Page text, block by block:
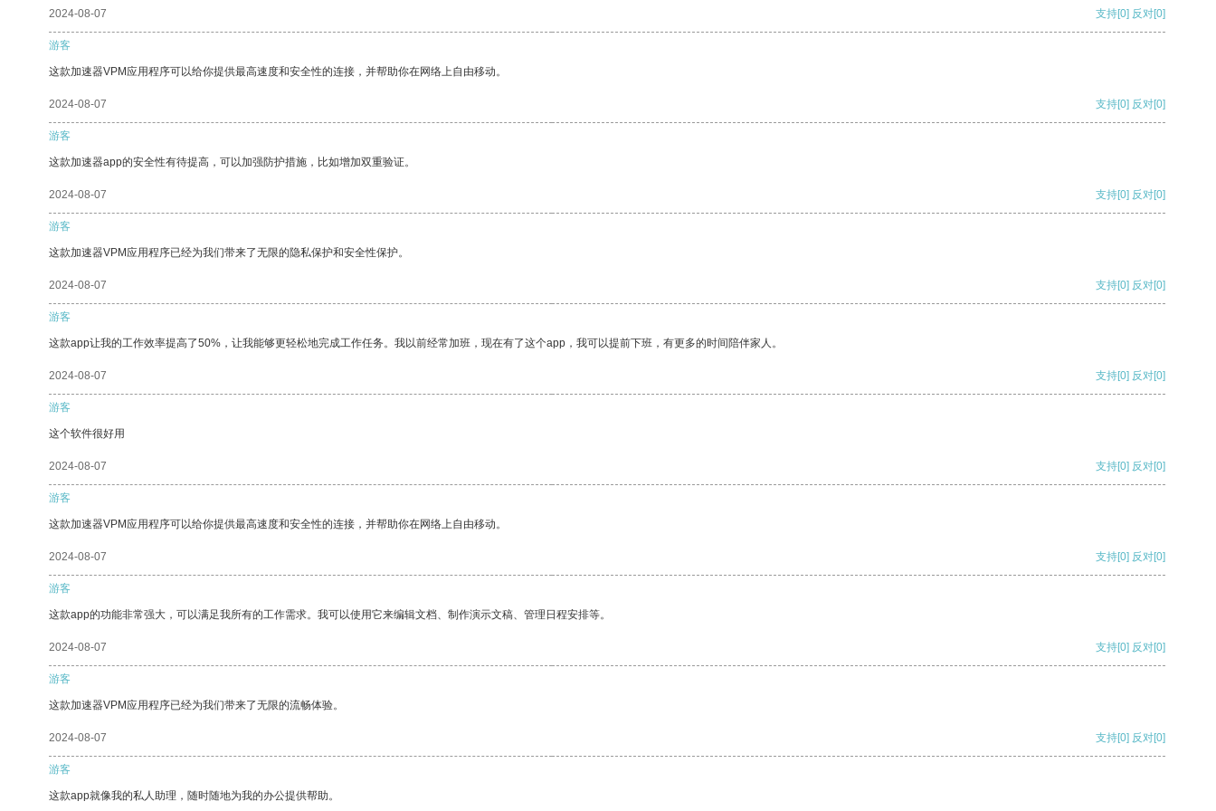
2024-08-07 支持[0] 反对[0]
游客
这款加速器VPM应用程序可以给你提供最高速度和安全性的连接，并帮助你在网络上自由移动。
2024-08-07 支持[0] 反对[0]
游客
这款加速器app的安全性有待提高，可以加强防护措施，比如增加双重验证。
2024-08-07 支持[0] 反对[0]
游客
这款加速器VPM应用程序已经为我们带来了无限的隐私保护和安全性保护。
2024-08-07 支持[0] 反对[0]
游客
这款app让我的工作效率提高了50%，让我能够更轻松地完成工作任务。我以前经常加班，现在有了这个app，我可以提前下班，有更多的时间陪伴家人。
2024-08-07 支持[0] 反对[0]
游客
这个软件很好用
2024-08-07 支持[0] 反对[0]
游客
这款加速器VPM应用程序可以给你提供最高速度和安全性的连接，并帮助你在网络上自由移动。
2024-08-07 支持[0] 反对[0]
游客
这款app的功能非常强大，可以满足我所有的工作需求。我可以使用它来编辑文档、制作演示文稿、管理日程安排等。
2024-08-07 支持[0] 反对[0]
游客
这款加速器VPM应用程序已经为我们带来了无限的流畅体验。
2024-08-07 支持[0] 反对[0]
游客
这款app就像我的私人助理，随时随地为我的办公提供帮助。